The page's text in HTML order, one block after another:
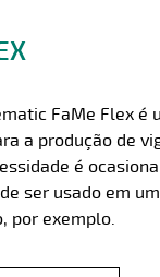
FaMe Flex é
a produção de
é
ser usado em
por exemplo.